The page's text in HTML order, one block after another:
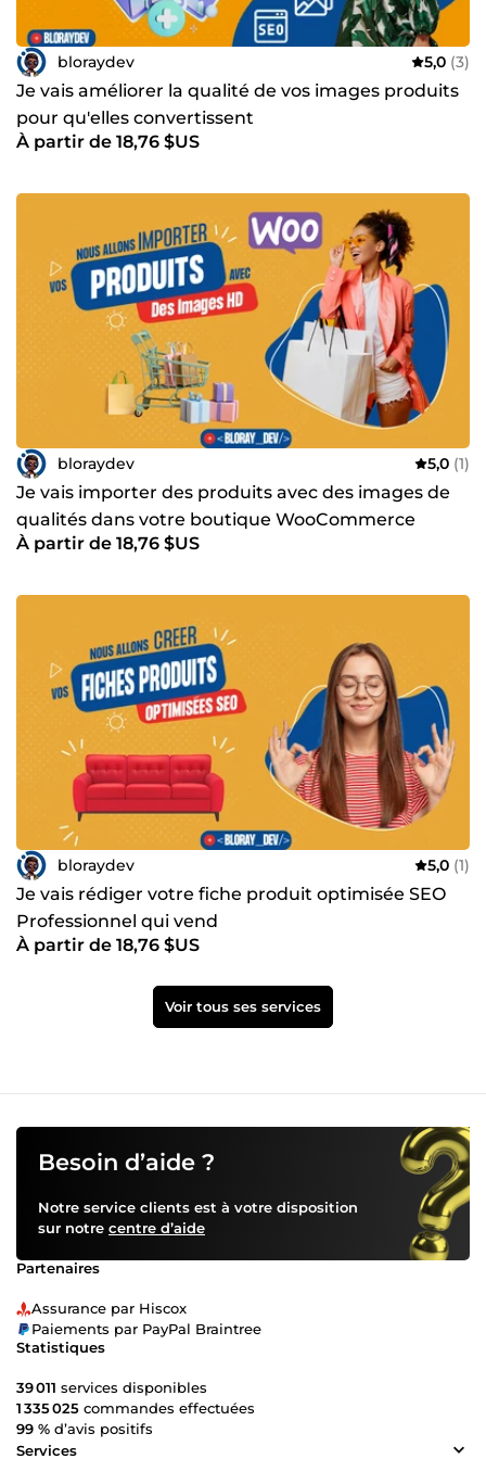
bloraydev 5,0 (3)
Je vais améliorer la qualité de vos images produits
pour qu'elles convertissent
À partir de 18,76 $US
bloraydev 5,0 (1)
Je vais importer des produits avec des images de
qualités dans votre boutique WooCommerce
À partir de 18,76 $US
bloraydev 5,0 (1)
Je vais rédiger votre fiche produit optimisée SEO
Professionnel qui vend
À partir de 18,76 $US
Voir tous ses services
Besoin d’aide ?
Notre service clients est à votre disposition
sur notre centre d’aide
Partenaires
Assurance par Hiscox
Paiements par PayPal Braintree
Statistiques
39 011 services disponibles
1 335 025 commandes effectuées
99 % d’avis positifs
Services